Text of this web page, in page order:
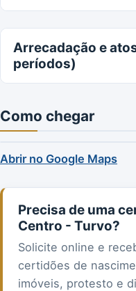
Arrecadação e
períodos)
Como chegar
Abrir no Google Maps
Precisa de uma
Centro - Turvo?
Solicite online e
certidões de
imóveis, protesto e